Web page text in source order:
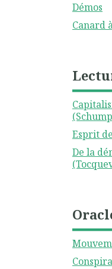
Démos
Canard
Esprit
De la